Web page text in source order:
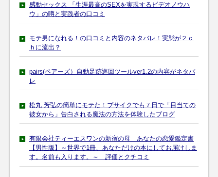
感動セックス 「生涯最高のSEXを実現するビデオノウハ
ウ」の噂と実践者の口コミ
モテ男になれる！の口コミと内容のネタバレ！実態が２ｃ
ｈに流出？
pairs(ペアーズ）自動足跡巡回ツールver1.2の内容がネタバ
レ
松丸 芳弘の簡単にモテた！ブサイクでも７日で「目当ての
彼女から」告白される魔法の方法を体験したブログ
有限会社ティーエスワンの新宿の母 あなたの恋愛鑑定書
【男性版】～世界で1冊、あなただけの本にしてお届けしま
す。名前も入ります。～ 評価とクチコミ